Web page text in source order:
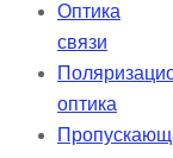
Оптика
связи
оптика